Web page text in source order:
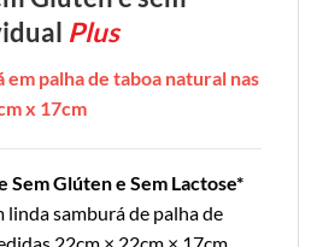
al Plus
em palha de taboa natural nas
x 17cm
Sem Glúten e Sem Lactose*
linda samburá de palha de